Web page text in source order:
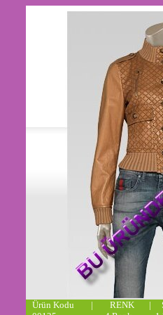
Ürün Kodu | RENK |